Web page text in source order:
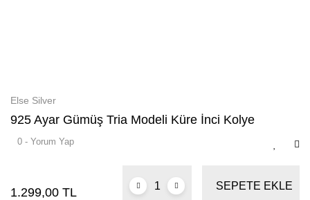
Else Silver
925 Ayar Gümüş Tria Modeli Küre İnci Kolye
0 - Yorum Yap
1.299,00 TL SEPETE EKLE